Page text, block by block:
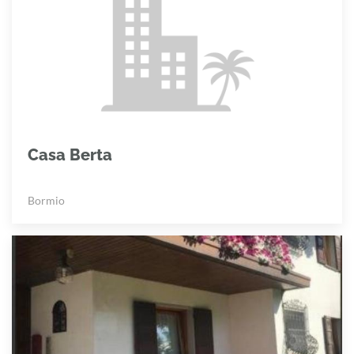
Casa Berta
Bormio